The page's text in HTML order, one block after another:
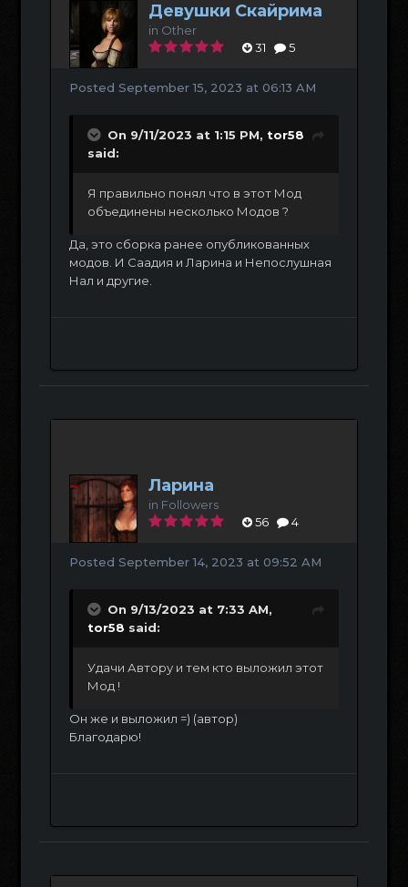
Девушки Скайрима
in Other
31
5
Posted September 15, 2023 at 06:13 AM
On 9/11/2023 at 1:15 PM, tor58
said:
Я правильно понял что в этот Мод
объединены несколько Модов ?
Да, это сборка ранее опубликованных
модов. И Саадия и Ларина и Непослушная
Нал и другие.
Ларина
in Followers
56
4
Posted September 14, 2023 at 09:52 AM
On 9/13/2023 at 7:33 AM,
tor58 said:
Удачи Автору и тем кто выложил этот
Мод !
Он же и выложил =) (автор)
Благодарю!